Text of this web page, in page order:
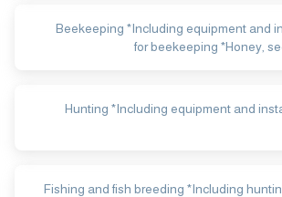
Beekeeping *Including equipment and
for beekeeping *Honey,
Hunting *Including equipment and
Fishing and fish breeding *Including